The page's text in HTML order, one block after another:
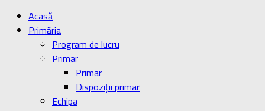
Acasă
Primăria
Program de lucru
Primar
Primar
Dispoziţii primar
Echipa